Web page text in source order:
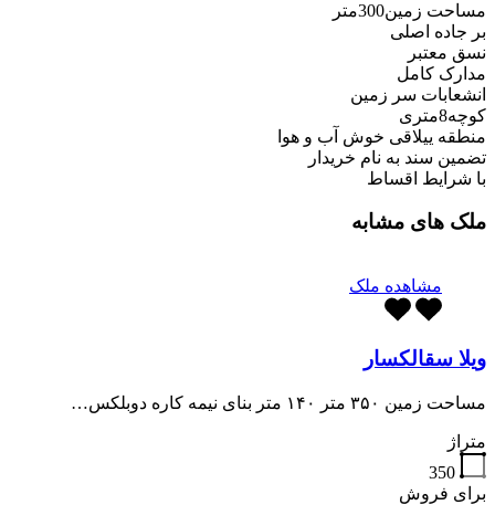
مساحت زمین300متر
بر جاده اصلی
نسق معتبر
مدارک کامل
انشعابات سر زمین
کوچه8متری
منطقه ییلاقی خوش آب و هوا
تضمین سند به نام خریدار
با شرایط اقساط
ملک های مشابه
مشاهده ملک
ویلا سقالکسار
مساحت زمین ۳۵۰ متر ۱۴۰ متر بنای نیمه کاره دوبلکس…
متراژ
350
برای فروش